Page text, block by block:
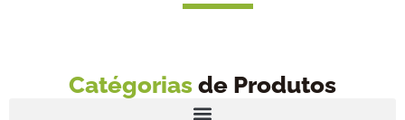
Catégorias de Produtos